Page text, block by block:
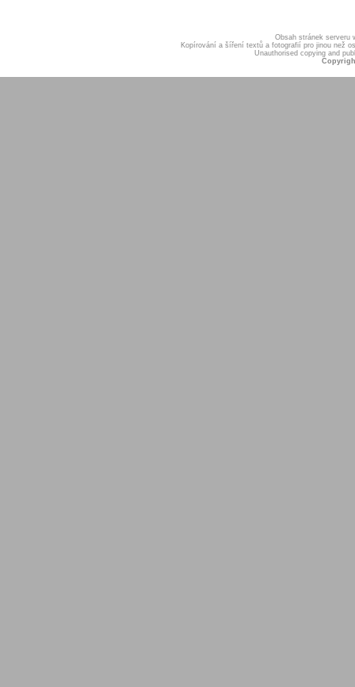
Obsah stránek serveru
Kopírování a šíření textů a fotografií pro jinou než
Unauthorised copying and